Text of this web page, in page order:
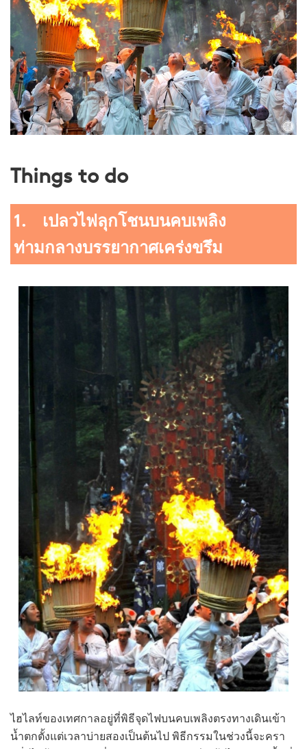
Things to do
1. เปลวไฟลุกโชนบนคบเพลิง
ท่ามกลางบรรยากาศเคร่งขรึม
ไฮไลท์ของเทศกาลอยู่ที่พิธีจุดไฟบนคบเพลิงตรงทางเดินเข้า
น้ำตกตั้งแต่เวลาบ่ายสองเป็นต้นไป พิธีกรรมในช่วงนี้จะครา